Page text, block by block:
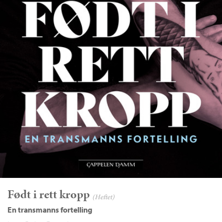
Født i rett kropp (Heftet)
En transmanns fortelling